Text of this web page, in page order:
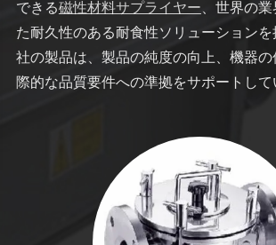
できる磁性材料サプライヤー、世界の
た耐久性のある耐食性ソリューションを
社の製品は、製品の純度の向上、機器の
際的な品質要件への準拠をサポートして